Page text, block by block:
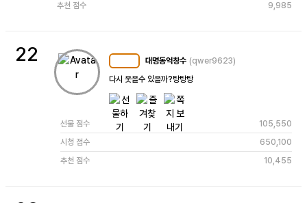
추천 점수
9,985
22 대명동억창수 (qwer9623)
다시 웃을수 있을까?탕탕탕
선물 점수
105,550
시청 점수
650,100
추천 점수
10,455